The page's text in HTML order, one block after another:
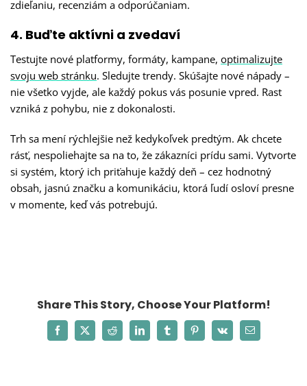
zdieľaniu, recenziám a odporúčaniam.
4. Buďte aktívni a zvedaví
Testujte nové platformy, formáty, kampane, optimalizujte
svoju web stránku. Sledujte trendy. Skúšajte nové nápady –
nie všetko vyjde, ale každý pokus vás posunie vpred. Rast
vzniká z pohybu, nie z dokonalosti.
Trh sa mení rýchlejšie než kedykoľvek predtým. Ak chcete
rásť, nespoliehajte sa na to, že zákazníci prídu sami. Vytvorte
si systém, ktorý ich priťahuje každý deň – cez hodnotný
obsah, jasnú značku a komunikáciu, ktorá ľudí osloví presne
v momente, keď vás potrebujú.
Share This Story, Choose Your Platform!
Facebook
X Reddit LinkedInTumblrPinterest
Vk Email